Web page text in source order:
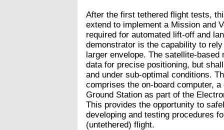
After the first tethered flight tests,
extend to implement a Mission and
required for automated lift-off and
demonstrator is the capability to
larger envelope. The satellite-
data for precise positioning, but
and under sub-optimal conditions.
comprises the on-board computer,
Ground Station as part of the
This provides the opportunity to
developing and testing procedures
(untethered) flight.